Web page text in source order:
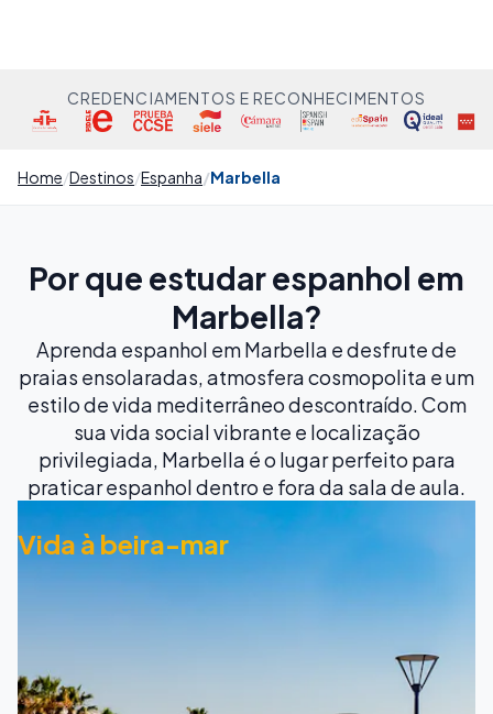
CREDENCIAMENTOS E RECONHECIMENTOS
Home Destinos Espanha Marbella
Por que estudar espanhol em
Marbella?
Aprenda espanhol em Marbella e desfrute de
praias ensolaradas, atmosfera cosmopolita e um
estilo de vida mediterrâneo descontraído. Com
sua vida social vibrante e localização
privilegiada, Marbella é o lugar perfeito para
praticar espanhol dentro e fora da sala de aula.
Vida à beira-mar